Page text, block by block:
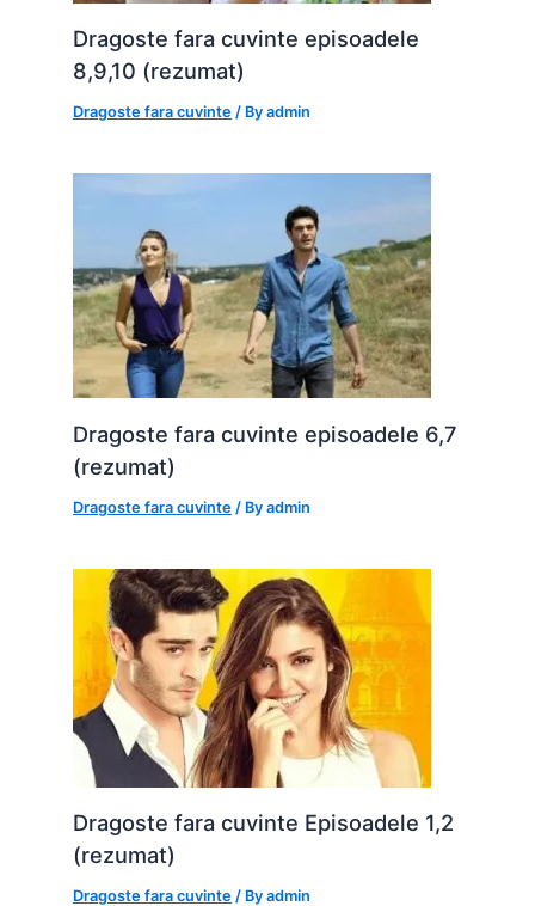
Dragoste fara cuvinte episoadele
8,9,10 (rezumat)
Dragoste fara cuvinte / Byadmin
Dragoste fara cuvinte episoadele 6,7
(rezumat)
Dragoste fara cuvinte / Byadmin
Dragoste fara cuvinte Episoadele 1,2
(rezumat)
Dragoste fara cuvinte / Byadmin